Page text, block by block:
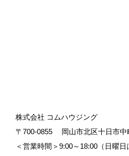
株式会社 コムハウジング
〒700-0855
岡山市北区十日市
＜営業時間＞9:00～18:00（日曜